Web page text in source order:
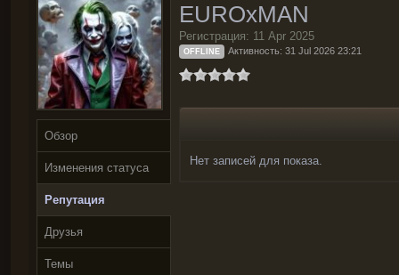
Обзор
Изменения статуса
Репутация
Друзья
Темы
EUROxMAN
Регистрация: 11 Apr 2025
OFFLINE Активность: 31 Jul 2026 23:21
Нет записей для показа.